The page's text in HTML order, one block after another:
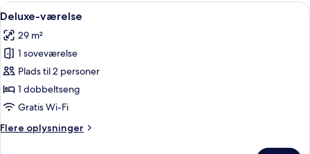
Indlæs
alle
billeder
af
Deluxe-
værelse
En pænt redt seng med hvid dyne
5
Deluxe-værelse
29 m²
1 soveværelse
Plads til 2 personer
1 dobbeltseng
Gratis Wi-Fi
Flere oplysninger
Flere